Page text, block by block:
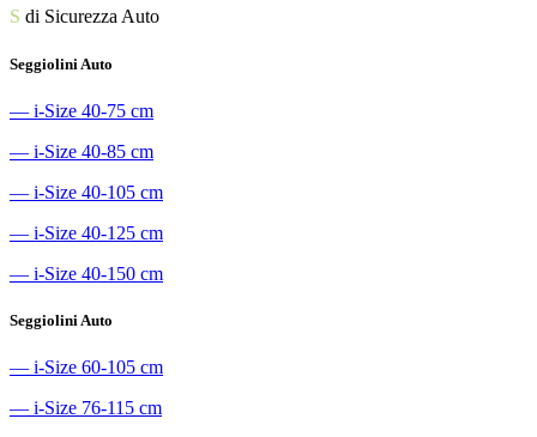
S di Sicurezza Auto
Seggiolini Auto
― i-Size 40-75 cm
― i-Size 40-85 cm
― i-Size 40-105 cm
― i-Size 40-125 cm
― i-Size 40-150 cm
Seggiolini Auto
― i-Size 60-105 cm
― i-Size 76-115 cm